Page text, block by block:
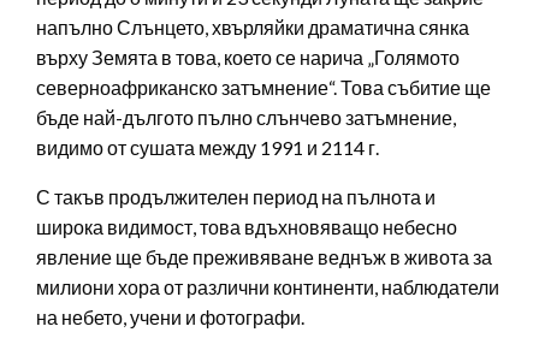
напълно Слънцето, хвърляйки драматична сянка
върху Земята в това, което се нарича „Голямото
северноафриканско затъмнение“. Това събитие ще
бъде най-дългото пълно слънчево затъмнение,
видимо от сушата между 1991 и 2114 г.
С такъв продължителен период на пълнота и
широка видимост, това вдъхновяващо небесно
явление ще бъде преживяване веднъж в живота за
милиони хора от различни континенти, наблюдатели
на небето, учени и фотографи.